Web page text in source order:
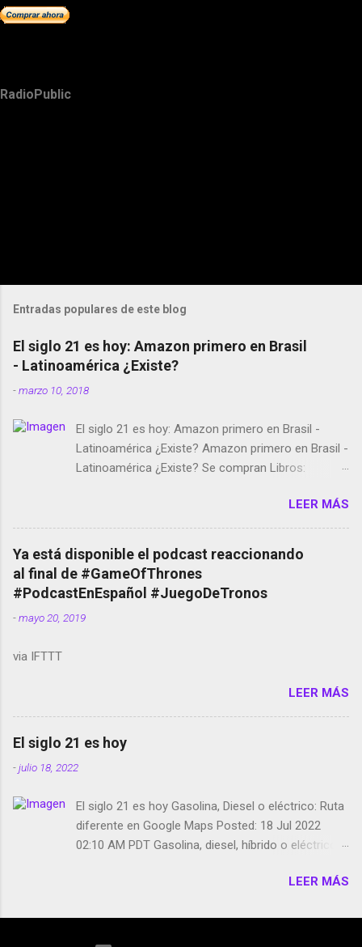
RadioPublic
Entradas populares de este blog
El siglo 21 es hoy: Amazon primero en Brasil
- Latinoamérica ¿Existe?
-marzo 10, 2018
El siglo 21 es hoy: Amazon primero en Brasil -
Latinoamérica ¿Existe? Amazon primero en Brasil -
Latinoamérica ¿Existe? Se compran Libros:
temporada de Black Mirror Twitter deja de verificar
cuentas Responden los fotógrafos Brian May y el
copyright en Instagram Música y vídeo selfies en la
red social Riddley Scott saca a Kevin Spacey de su
película Francisco regaña a los que usan el
smartphone en sus misas La serie de la Tierra
Media GoBee - StartUp de bicicletas de alquiler
Live Photos en Google Photos Llegando Partimos
Dictados en Android El tamaño y su importancia...
LEER MÁS
Ya está disponible el podcast reaccionando
al final de #GameOfThrones
#PodcastEnEspañol #JuegoDeTronos
-mayo 20, 2019
via IFTTT
LEER MÁS
El siglo 21 es hoy
-julio 18, 2022
El siglo 21 es hoy Gasolina, Diesel o eléctrico: Ruta
diferente en Google Maps Posted: 18 Jul 2022
02:10 AM PDT Gasolina, diesel, híbrido o eléctrico:
de esos sentidos es lo que hacen los
desarrolladores de Alphabet, la compañía matriz
LEER MÁS